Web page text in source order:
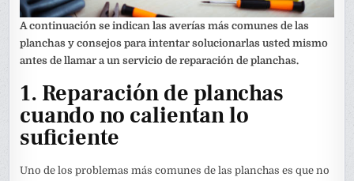
A continuación se indican las averías más comunes de las
planchas y consejos para intentar solucionarlas usted mismo
antes de llamar a un servicio de reparación de planchas.
1. Reparación de planchas
cuando no calientan lo
suficiente
Uno de los problemas más comunes de las planchas es que no